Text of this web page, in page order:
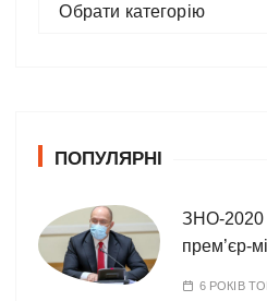
р
Обрати категорію
ПОПУЛЯРНІ
ЗНО-2020
прем’єр-
6 РОКІВ